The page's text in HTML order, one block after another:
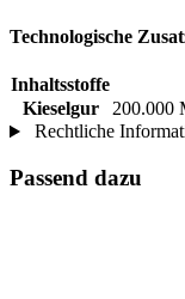
Technologische
Inhaltsstoffe
Kieselgur
200.000
Rechtliche
Passend dazu